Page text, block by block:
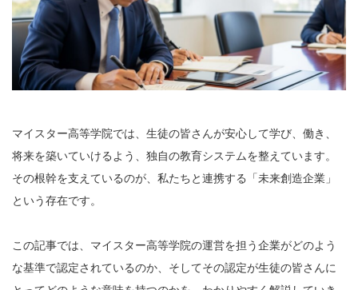
マイスター高等学院では、生徒の皆さんが安心して学び、働き、
将来を築いていけるよう、独自の教育システムを整えています。
その根幹を支えているのが、私たちと連携する「未来創造企業」
という存在です。
この記事では、マイスター高等学院の運営を担う企業がどのよう
な基準で認定されているのか、そしてその認定が生徒の皆さんに